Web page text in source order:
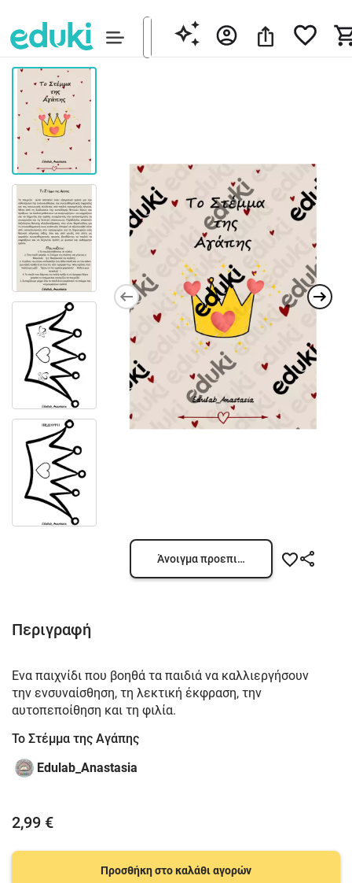
Άνοιγμα προεπισκόπησης
Περιγραφή
Ένα παιχνίδι που βοηθά τα παιδιά να καλλιεργήσουν
την ενσυναίσθηση, τη λεκτική έκφραση, την
αυτοπεποίθηση και τη φιλία.
Το Στέμμα της Aγάπης
Edulab_Anastasia
2,99 €
Προσθήκη στο καλάθι αγορών